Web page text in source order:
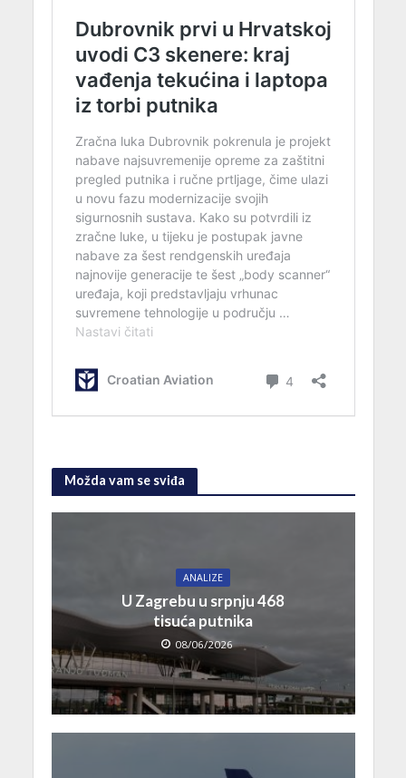
Možda vam se sviđa
ANALIZE
U Zagrebu u srpnju 468
tisuća putnika
08/06/2026